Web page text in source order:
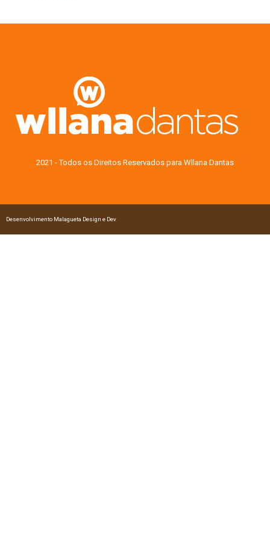
2021 - Todos os Direitos Reservados para Wllana Dantas
Desenvolvimento Malagueta Design e Dev